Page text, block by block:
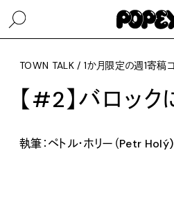
TOWN TALK / 1か月限定の週1寄稿
【#2】バロッ
執筆：ペトル・ホリー（Petr Holý)